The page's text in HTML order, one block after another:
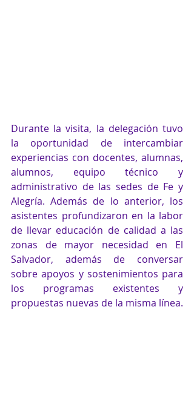
Durante la visita, la delegación tuvo
la oportunidad de intercambiar
experiencias con docentes, alumnas,
alumnos, equipo técnico y
administrativo de las sedes de Fe y
Alegría. Además de lo anterior, los
asistentes profundizaron en la labor
de llevar educación de calidad a las
zonas de mayor necesidad en El
Salvador, además de conversar
sobre apoyos y sostenimientos para
los programas existentes y
propuestas nuevas de la misma línea.